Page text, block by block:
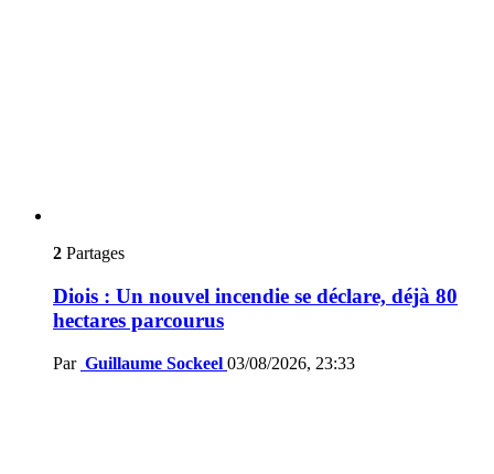
2 Partages
Diois : Un nouvel incendie se déclare, déjà 80
hectares parcourus
Par Guillaume Sockeel 03/08/2026, 23:33